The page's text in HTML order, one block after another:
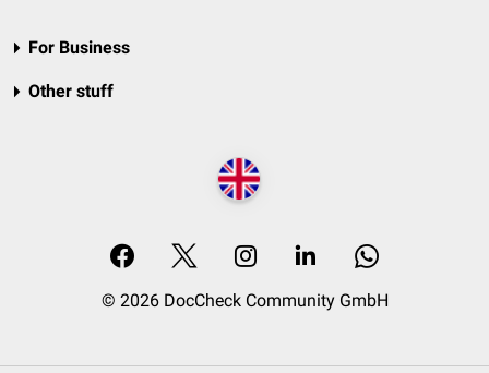
For Business
Other stuff
© 2026 DocCheck Community GmbH